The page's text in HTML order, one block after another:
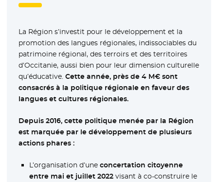
La Région s’investit pour le développement et la
promotion des langues régionales, indissociables du
patrimoine régional, des terroirs et des territoires
d’Occitanie, aussi bien pour leur dimension culturelle
qu’éducative.Cette année, près de 4 M€ sont
consacrés à la politique régionale en faveur des
langues et cultures régionales.
Depuis 2016, cette politique menée par la Région
est marquée par le développement de plusieurs
actions phares :
L’organisation d’une concertation citoyenne
entre mai et juillet 2022visant à co-construire le